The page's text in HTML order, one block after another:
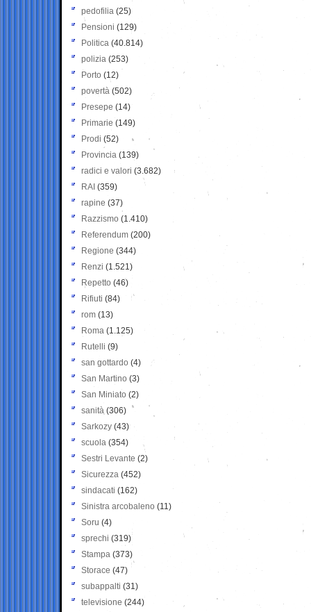
pedofilia (25)
Pensioni (129)
Politica (40.814)
polizia (253)
Porto (12)
povertà (502)
Presepe (14)
Primarie (149)
Prodi (52)
Provincia (139)
radici e valori (3.682)
RAI (359)
rapine (37)
Razzismo (1.410)
Referendum (200)
Regione (344)
Renzi (1.521)
Repetto (46)
Rifiuti (84)
rom (13)
Roma (1.125)
Rutelli (9)
san gottardo (4)
San Martino (3)
San Miniato (2)
sanità (306)
Sarkozy (43)
scuola (354)
Sestri Levante (2)
Sicurezza (452)
sindacati (162)
Sinistra arcobaleno (11)
Soru (4)
sprechi (319)
Stampa (373)
Storace (47)
subappalti (31)
televisione(244)